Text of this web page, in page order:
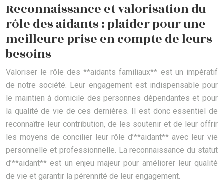
Reconnaissance et valorisation du
rôle des aidants : plaider pour une
meilleure prise en compte de leurs
besoins
Valoriser le rôle des **aidants familiaux** est un impératif
de notre société. Leur engagement est indispensable pour
le maintien à domicile des personnes dépendantes et pour
la qualité de vie de ces dernières. Il est donc essentiel de
reconnaître leur contribution, de les soutenir et de leur offrir
les moyens de concilier leur rôle d’**aidant** avec leur vie
personnelle et professionnelle. La reconnaissance du statut
d’**aidant** est un enjeu majeur pour améliorer leur qualité
de vie et garantir la pérennité de leur engagement.